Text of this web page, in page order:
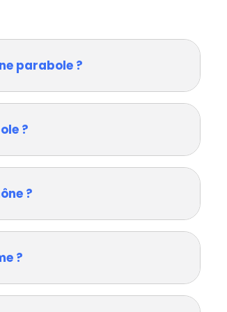
parabole ?
?
?
?